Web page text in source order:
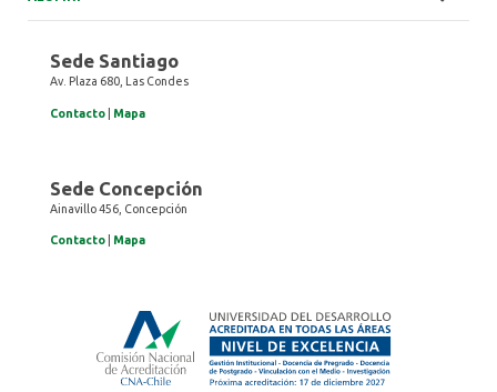
Sede Santiago
Av. Plaza 680, Las Condes
Contacto Mapa
Sede Concepción
Ainavillo 456, Concepción
Contacto Mapa